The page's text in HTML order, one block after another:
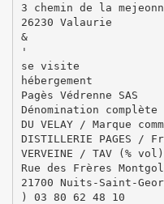
3 chemin de la
26230 Valaurie
&
'
se visite
hébergement
Pagès Védrenne SAS
Dénomination complète
DU VELAY / Marque
DISTILLERIE PAGES
VERVEINE / TAV (%
Rue des Frères
21700 Nuits-Saint-
) 03 80 62 48 10